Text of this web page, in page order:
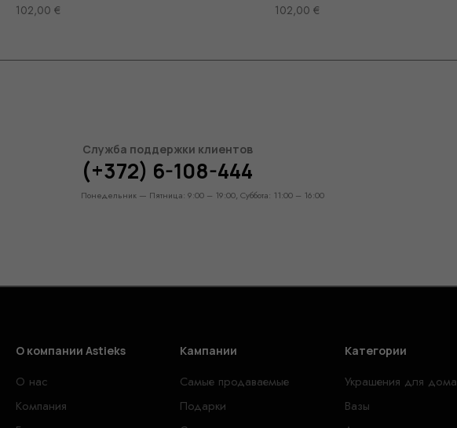
102,00 € 102,00 €
Служба поддержки клиентов
(+372) 6-108-444
Понедельник — Пятница: 9:00 – 19:00, Суббота: 11:00 – 16:00
О компании Astieks
О нас
Компания
Кампании
Самые продаваемые
Подарки
Категории
Украшения для дома
Вазы